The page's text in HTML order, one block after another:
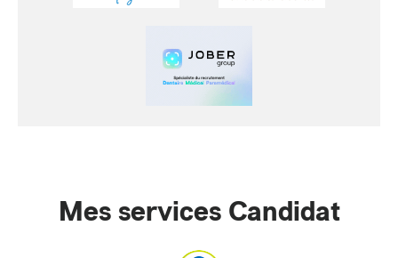
Mes services Candidat